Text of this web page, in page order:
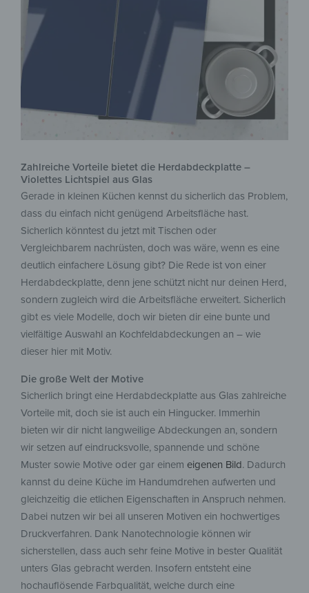
Zahlreiche Vorteile bietet die Herdabdeckplatte –
Violettes Lichtspiel aus Glas
Gerade in kleinen Küchen kennst du sicherlich das Problem,
dass du einfach nicht genügend Arbeitsfläche hast.
Sicherlich könntest du jetzt mit Tischen oder
Vergleichbarem nachrüsten, doch was wäre, wenn es eine
deutlich einfachere Lösung gibt? Die Rede ist von einer
Herdabdeckplatte, denn jene schützt nicht nur deinen Herd,
sondern zugleich wird die Arbeitsfläche erweitert. Sicherlich
gibt es viele Modelle, doch wir bieten dir eine bunte und
vielfältige Auswahl an Kochfeldabdeckungen an – wie
dieser hier mit Motiv.
Die große Welt der Motive
Sicherlich bringt eine Herdabdeckplatte aus Glas zahlreiche
Vorteile mit, doch sie ist auch ein Hingucker. Immerhin
bieten wir dir nicht langweilige Abdeckungen an, sondern
wir setzen auf eindrucksvolle, spannende und schöne
Muster sowie Motive oder gar einem eigenen Bild. Dadurch
kannst du deine Küche im Handumdrehen aufwerten und
gleichzeitig die etlichen Eigenschaften in Anspruch nehmen.
Dabei nutzen wir bei all unseren Motiven ein hochwertiges
Druckverfahren. Dank Nanotechnologie können wir
sicherstellen, dass auch sehr feine Motive in bester Qualität
unters Glas gebracht werden. Insofern entsteht eine
hochauflösende Farbqualität, welche durch eine